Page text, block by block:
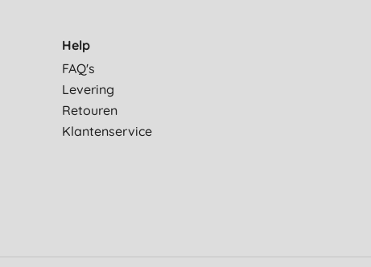
Help
FAQ's
Levering
Retouren
Klantenservice